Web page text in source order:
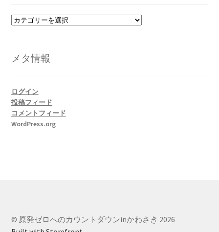
カ
ー
メタ情報
ログイン
投稿フィード
コメントフィード
WordPress.org
© 原発ゼロへのカウントダウンinかわさき 2026